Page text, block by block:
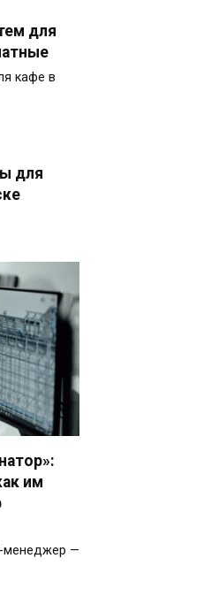
для
кафе в
для
им
менеджер —